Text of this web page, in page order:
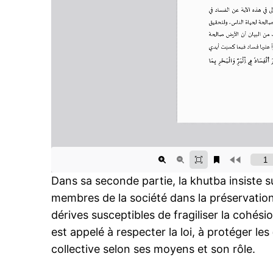
Le 1er Dou Al-Qiida 1447H
au dimanche 19 avril 2026
17 April 2026
In "Sécurité"
Dans sa seconde partie, la khutba insiste
membres de la société dans la
dérives susceptibles de fragiliser la
est appelé à respecter la loi, à protéger
collective selon ses moyens et son rôle.